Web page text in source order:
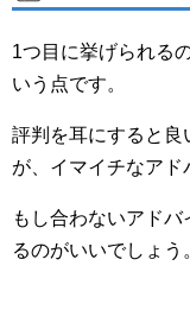
1つ目に挙げられる
いう点です。
評判を耳にすると良
が、イマイチなアド
もし合わないアド
るのがいいでしょう